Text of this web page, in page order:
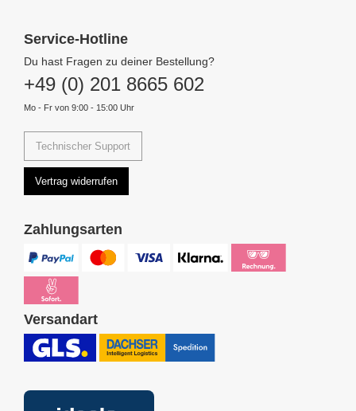
Service-Hotline
Du hast Fragen zu deiner Bestellung?
+49 (0) 201 8665 602
Mo - Fr von 9:00 - 15:00 Uhr
Technischer Support
Vertrag widerrufen
Zahlungsarten
Versandart